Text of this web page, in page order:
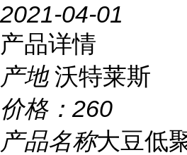
2021-04-01
产品详情
产地 沃特莱斯
价格： 260
产品名称大豆低